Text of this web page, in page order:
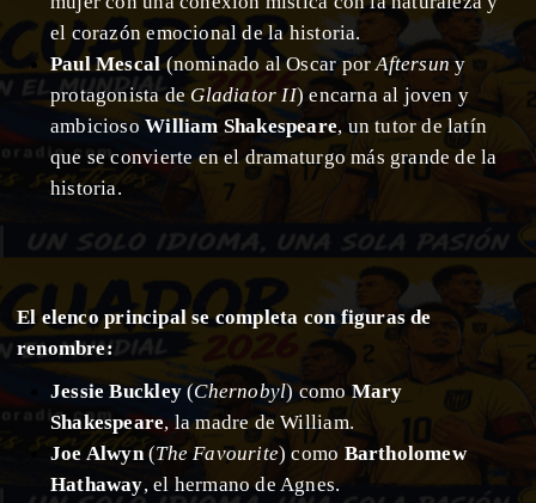
el corazón emocional de la historia.
Paul Mescal(nominado al Oscar porAftersun y
protagonista de Gladiator II) encarna al joven y
ambiciosoWilliam Shakespeare, un tutor de latín
que se convierte en el dramaturgo más grande de la
historia.
El elenco principal se completa con figuras de
renombre:
Jessie Buckley(Chernobyl) como Mary
Shakespeare, la madre de William.
Joe Alwyn(The Favourite) como Bartholomew
Hathaway, el hermano de Agnes.